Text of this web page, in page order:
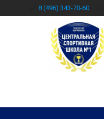
8 (496) 343-70-60